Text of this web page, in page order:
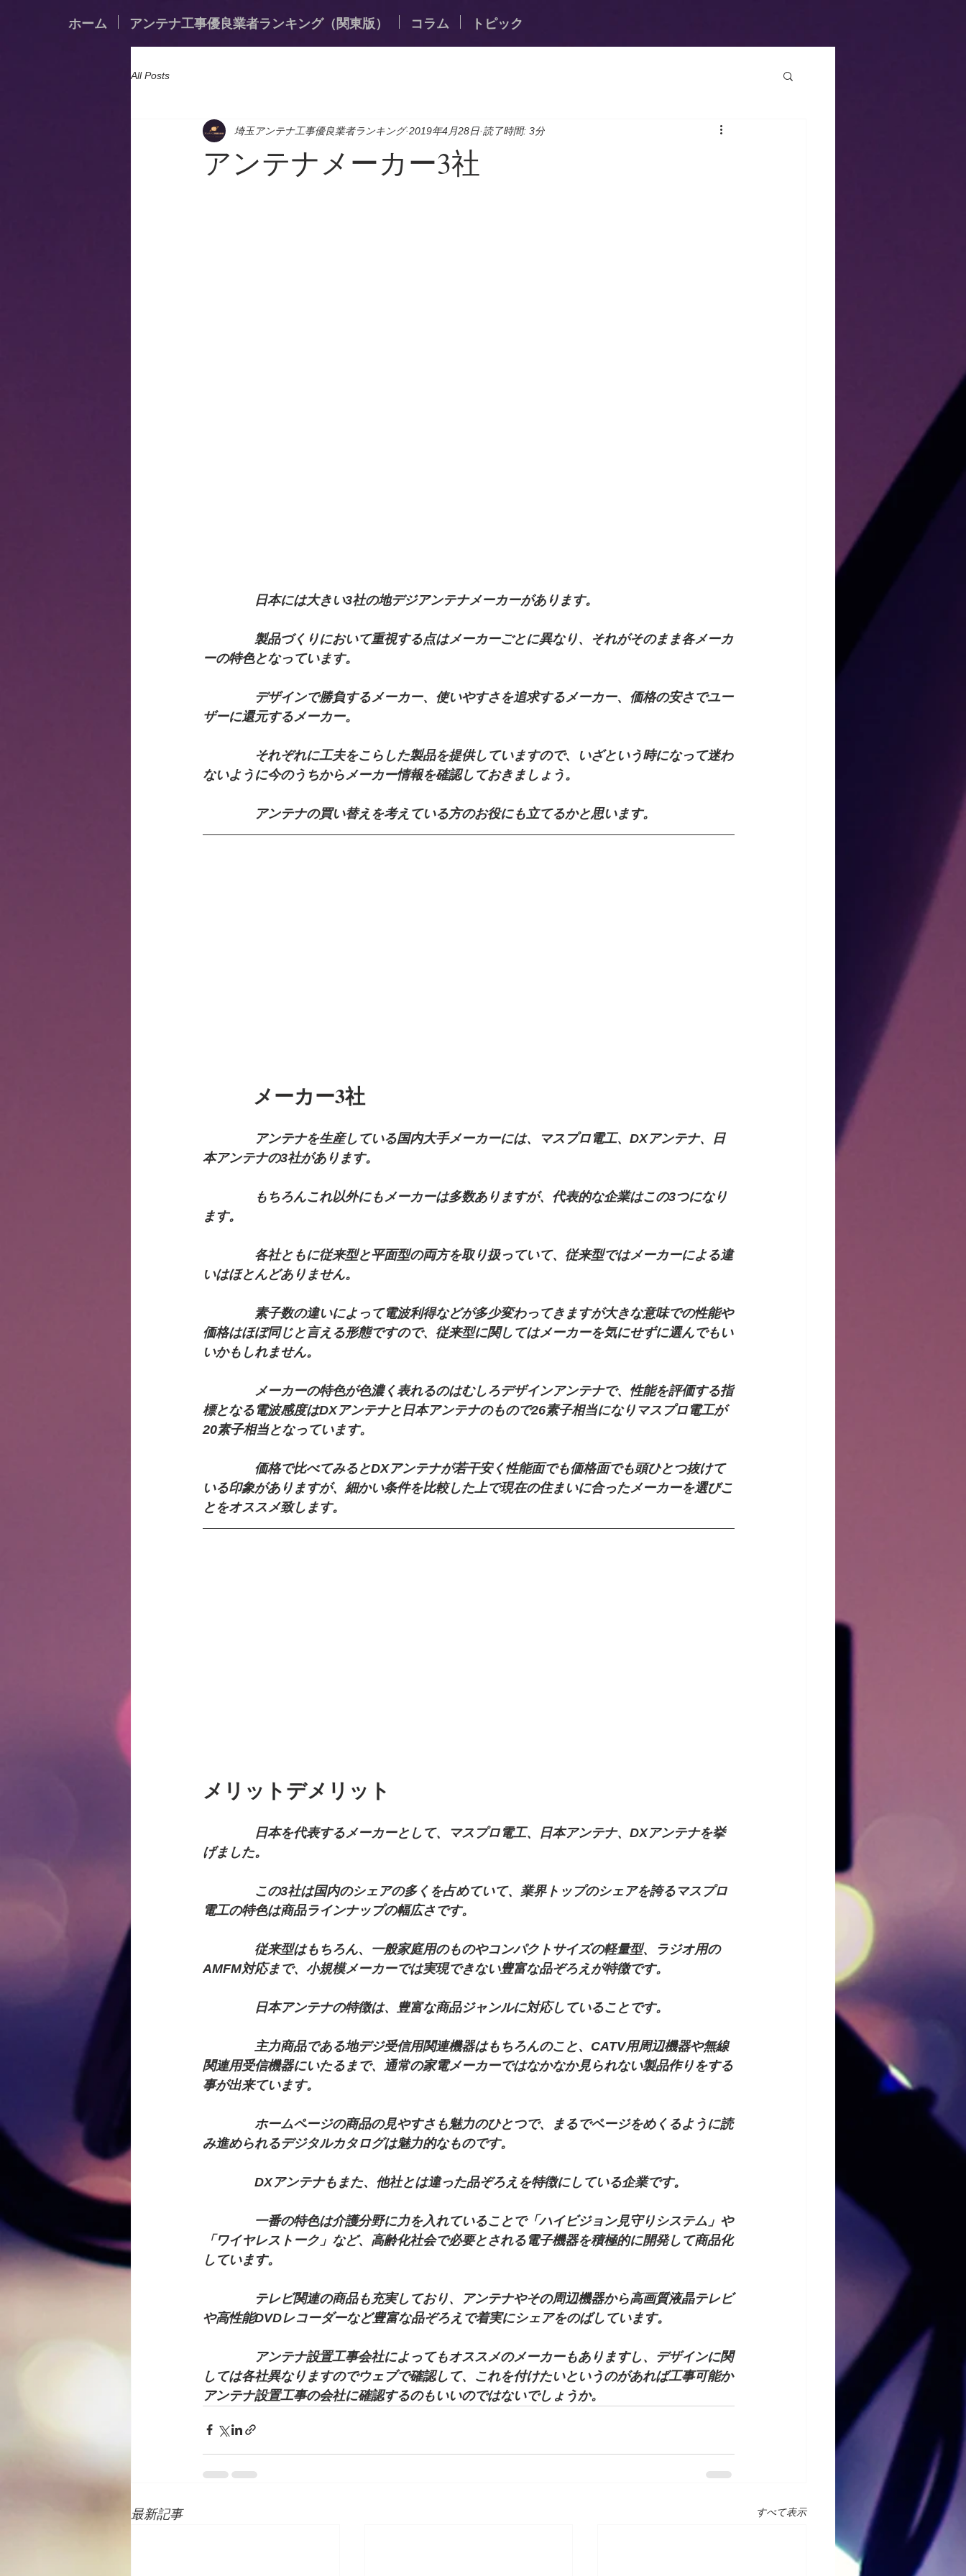
All Posts
アンテナメーカー3社
埼玉アンテナ工事優良業者ランキング 2019年4月28日 読了時間: 3分
日本には大きい3社の地デジアンテナメーカーがあります。
製品づくりにおいて重視する点はメーカーごとに異なり、それがそのまま各メーカ
ーの特色となっています。
デザインで勝負するメーカー、使いやすさを追求するメーカー、価格の安さでユー
ザーに還元するメーカー。
それぞれに工夫をこらした製品を提供していますので、いざという時になって迷わ
ないように今のうちからメーカー情報を確認しておきましょう。
アンテナの買い替えを考えている方のお役にも立てるかと思います。
メーカー3社
アンテナを生産している国内大手メーカーには、マスプロ電工、DXアンテナ、日
本アンテナの3社があります。
もちろんこれ以外にもメーカーは多数ありますが、代表的な企業はこの3つになり
ます。
各社ともに従来型と平面型の両方を取り扱っていて、従来型ではメーカーによる違
いはほとんどありません。
素子数の違いによって電波利得などが多少変わってきますが大きな意味での性能や
価格はほぼ同じと言える形態ですので、従来型に関してはメーカーを気にせずに選んでもい
いかもしれません。
メーカーの特色が色濃く表れるのはむしろデザインアンテナで、性能を評価する指
標となる電波感度はDXアンテナと日本アンテナのもので26素子相当になりマスプロ電工が
20素子相当となっています。
価格で比べてみるとDXアンテナが若干安く性能面でも価格面でも頭ひとつ抜けて
いる印象がありますが、細かい条件を比較した上で現在の住まいに合ったメーカーを選びこ
とをオススメ致します。
メリットデメリット
日本を代表するメーカーとして、マスプロ電工、日本アンテナ、DXアンテナを挙
げました。
この3社は国内のシェアの多くを占めていて、業界トップのシェアを誇るマスプロ
電工の特色は商品ラインナップの幅広さです。
従来型はもちろん、一般家庭用のものやコンパクトサイズの軽量型、ラジオ用の
AMFM対応まで、小規模メーカーでは実現できない豊富な品ぞろえが特徴です。
日本アンテナの特徴は、豊富な商品ジャンルに対応していることです。
主力商品である地デジ受信用関連機器はもちろんのこと、CATV用周辺機器や無線
関連用受信機器にいたるまで、通常の家電メーカーではなかなか見られない製品作りをする
事が出来ています。
ホームページの商品の見やすさも魅力のひとつで、まるでページをめくるように読
み進められるデジタルカタログは魅力的なものです。
DXアンテナもまた、他社とは違った品ぞろえを特徴にしている企業です。
一番の特色は介護分野に力を入れていることで「ハイビジョン見守りシステム」や
「ワイヤレストーク」など、高齢化社会で必要とされる電子機器を積極的に開発して商品化
しています。
テレビ関連の商品も充実しており、アンテナやその周辺機器から高画質液晶テレビ
や高性能DVDレコーダーなど豊富な品ぞろえで着実にシェアをのばしています。
アンテナ設置工事会社によってもオススメのメーカーもありますし、デザインに関
しては各社異なりますのでウェブで確認して、これを付けたいというのがあれば工事可能か
アンテナ設置工事の会社に確認するのもいいのではないでしょうか。
最新記事 すべて表示
ホーム アンテナ工事優良業者ランキング（関東版） コラム トピック